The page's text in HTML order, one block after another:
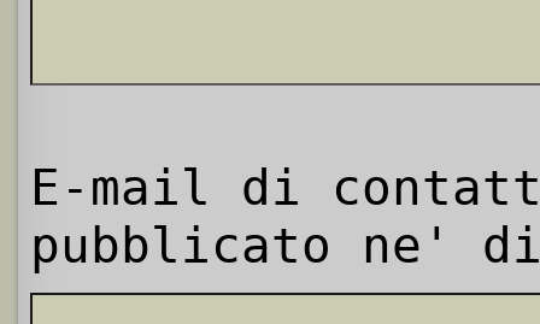
E-mail di
pubblicato ne'